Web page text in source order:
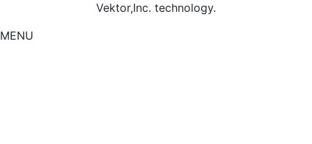
Vektor,Inc. technology.
MENU